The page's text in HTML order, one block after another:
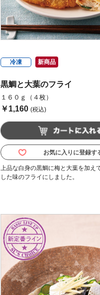
冷凍 新商品
黒鯛と大葉のフライ
１６０ｇ（４枚）
￥1,160 (税込)
お気に入りに登録す
上品な白身の黒鯛に梅と大葉を加え
した味のフライにしました。